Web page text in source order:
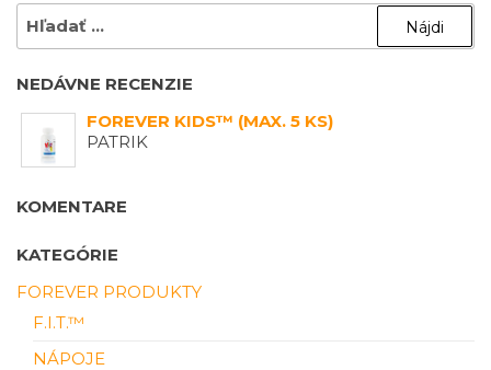
HĽADAŤ:
NEDÁVNE RECENZIE
FOREVER KIDS™ (MAX. 5 KS)
PATRIK
KOMENTARE
KATEGÓRIE
FOREVER PRODUKTY
F.I.T.™
NÁPOJE